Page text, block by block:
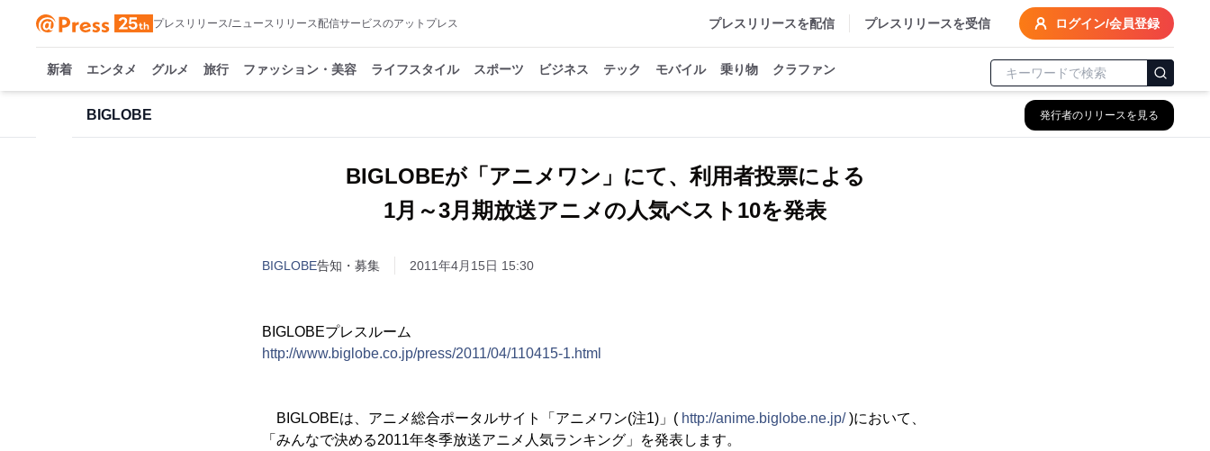
プレスリリース/ニュースリリース配信サービスのアットプレス プレスリリースを配信 プレスリリースを受信 ログイン/会員登録
新着 エンタメ グルメ 旅行 ファッション・美容 ライフスタイル スポーツ ビジネス テック モバイル 乗り物 クラファン
BIGLOBE 発行者のリリースを見る
BIGLOBEが「アニメワン」にて、利用者投票による
1月～3月期放送アニメの人気ベスト10を発表
BIGLOBE告知・募集 2011年4月15日 15:30
BIGLOBEプレスルーム
http://www.biglobe.co.jp/press/2011/04/110415-1.html
BIGLOBEは、アニメ総合ポータルサイト「アニメワン(注1)」( http://anime.biglobe.ne.jp/)において、
「みんなで決める2011年冬季放送アニメ人気ランキング」を発表します。